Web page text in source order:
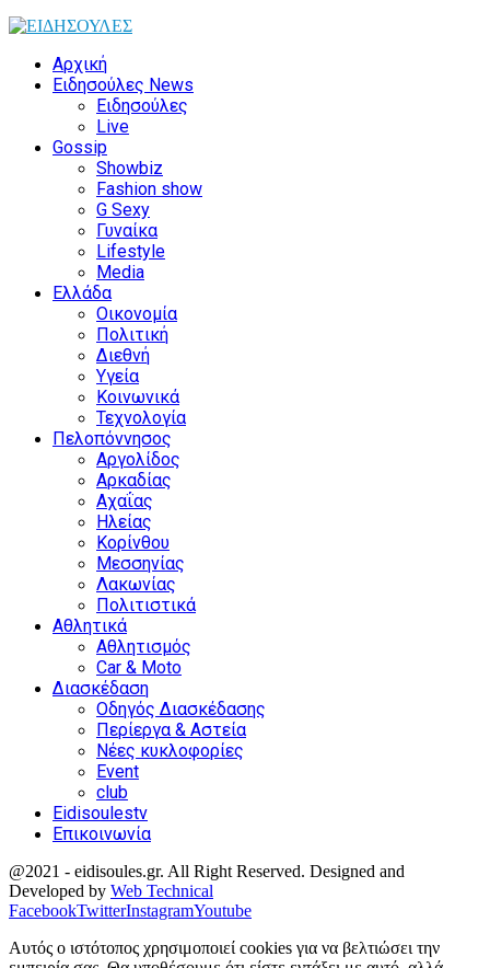
Αρχική
Ειδησούλες News
Ειδησούλες
Live
Gossip
Showbiz
Fashion show
G Sexy
Γυναίκα
Lifestyle
Media
Ελλάδα
Οικονομία
Πολιτική
Διεθνή
Υγεία
Κοινωνικά
Τεχνολογία
Πελοπόννησος
Αργολίδος
Αρκαδίας
Αχαΐας
Ηλείας
Κορίνθου
Μεσσηνίας
Λακωνίας
Πολιτιστικά
Αθλητικά
Αθλητισμός
Car & Moto
Διασκέδαση
Οδηγός Διασκέδασης
Περίεργα & Αστεία
Νέες κυκλοφορίες
Event
club
Eidisoulestv
Επικοινωνία
@2021 - eidisoules.gr. All Right Reserved. Designed and
Developed by Web Technical
FacebookTwitterInstagramYoutube
Αυτός ο ιστότοπος χρησιμοποιεί cookies για να βελτιώσει την